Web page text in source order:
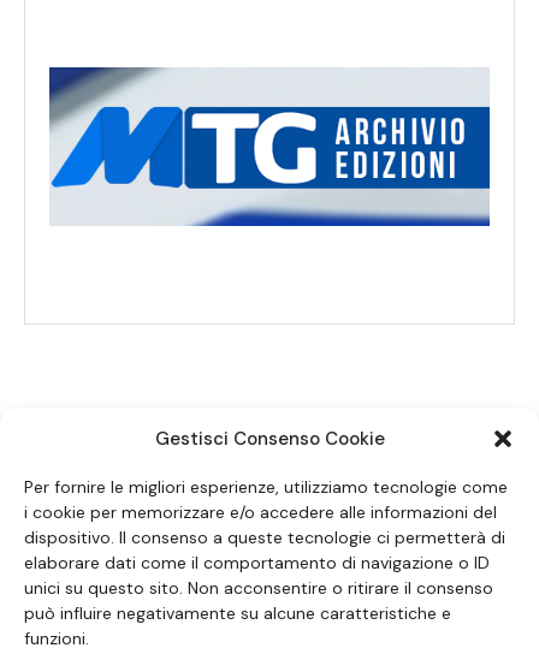
Gestisci Consenso Cookie
Per fornire le migliori esperienze, utilizziamo tecnologie come
i cookie per memorizzare e/o accedere alle informazioni del
dispositivo. Il consenso a queste tecnologie ci permetterà di
elaborare dati come il comportamento di navigazione o ID
unici su questo sito. Non acconsentire o ritirare il consenso
può influire negativamente su alcune caratteristiche e
funzioni.
SEGUICI SUI SOCIAL